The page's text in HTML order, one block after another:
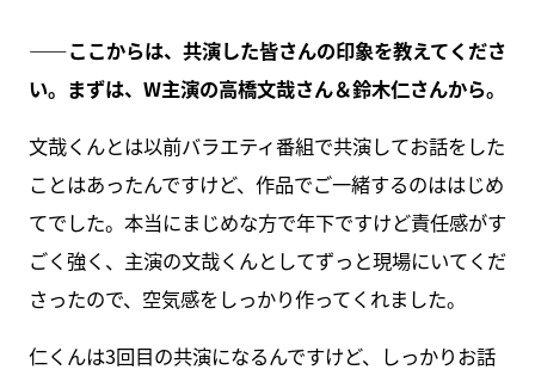
――ここからは、共演した皆さんの印象を教えてくださ
い。まずは、W主演の高橋文哉さん＆鈴木仁さんから。
文哉くんとは以前バラエティ番組で共演してお話をした
ことはあったんですけど、作品でご一緒するのははじめ
てでした。本当にまじめな方で年下ですけど責任感がす
ごく強く、主演の文哉くんとしてずっと現場にいてくだ
さったので、空気感をしっかり作ってくれました。
仁くんは3回目の共演になるんですけど、しっかりお話